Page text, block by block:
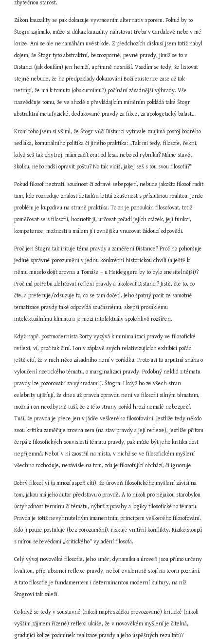
zbytečnou starost.
Zákon kauzality se pak dokazuje vyvracením alternativ sporem. Pokud by to
Štogra zajímalo, může si důkaz kauzality nalistovat třeba v Cardalově nebo v mé
knize. Ani se ale nenamáhám uvést kde. Z předchozích diskusí jsem totiž nabyl
dojem, že Štogr tyto abstraktní, bezrozporné, pevné pravdy, jimiž se to v
Distanci (jak doufám) jen hemží, upřímně nesnáší. Vsadím se tedy, že listovat
stejně nebude, že ho předpoklady dokazování Boží existence zase až tak
netrápí, že má k tomuto (obskurnímu?) počínání zásadnější výhrady. Vše
nasvědčuje tomu, že ve shodě s převládajícím míněním pokládá také Štogr
abstraktní metafyzické, dedukované pravdy za fikce, za apologetický balast…
Krom toho jsem si všiml, že Štogr vůči Distanci vytrvale zaujímá postoj bodrého
sedláka, komunálního politika či jiného praktika: „Tak mi tedy, filosofe, řekni,
když seš tak chytrej, mám začít orat od lesa, nebo od rybníka? Máme stavět
školku, nebo radši opravit poštu? No tak vidíš, jakej seš s tou svou filosofií?“
Pokud filosof neztratil soudnost či zdravé sebepojetí, nebude jakožto filosof radit
tam, kde rozhoduje znalost detailů a letitá zkušenost s příslušnou realitou. Jenže
problém je kupodivu na straně praktika. To on je ponoukán filosofovat, totiž
poměřovat se s filosofií, hodnotit ji, určovat pořadí jejích otázek, její funkci,
kompetence, možnosti a málem jí i zvnějšku vnucovat žádoucí odpovědi.
Proč jen Štogra tak irituje téma pravdy a zaměření Distance? Proč ho pohoršuje
jediné správné porozumění v jednu konkrétní historickou chvíli (a ještě k
němu muselo dojít zrovna u Tomáše – u Heideggera by to bylo snesitelnější)?
Proč má potřebu zlehčovat reflexi pravdy a úkolovat Distanci? Jistě, čte to, co
čte, a preferuje/odsuzuje to, co se tam dočetl. Jeho špatný pocit ze samotné
tematizace pravdy také odpovídá současnému, skepsí prosáklému
intelektuálnímu klimatu a je mezi intelektuály spolehlivě rozšířen.
Když např. postmodernista Rorty vyzývá k minimalizaci pravdy ve filosofické
reflexi, ví, proč tak činí. I on v záplavě svých relativizujících exhibicí pořád
ještě cítí, že v nich něco zásadního není v pořádku. Proto asi ta urputná snaha o
vyloučení noetického tématu, o marginalizaci pravdy. Podobný neklid z tématu
pravdy lze pozorovat i za výhradami J. Štogra. I když ho ze všech stran
celebrity ujišťují, že dnes už pravda opravdu není ve filosofii silným tématem,
možná i on neodbytně tuší, že z této strany pořád hrozí nemalé nebezpečí.
Tuší, že pravda je přece jen v jádře veškerého filosofování. Jestliže tedy někdo
svou kritiku zaměřuje zrovna sem (na stav pravdy a její reflexe), jestliže přitom
čerpá z filosofických souvislostí tématu pravdy, pak může být jeho kritika dost
nepříjemná. Neboť v ní zaostřil na místa, v nichž se ve filosofickém myšlení
všechno rozhoduje, nezávisle na tom, zda je filosofující obchází, či ignoruje.
Dobrý filosof ví (a mnozí aspoň cítí), že úroveň filosofického myšlení závisí na
tom, jakou má jeho autor představu o pravdě. A to nikoli pro nějakou starobylou
úctyhodnost termínu či tématu, nýbrž z povahy a logiky filosofického tématu.
Pravda je totiž nevyhnutelným imanentním principem veškerého filosofování.
Kdo ji pouze postuluje (bez porozumění), riskuje vnitřní konflikty. Riziko stoupá
s mírou sebevědomí „kritického“ vyladění filosofa.
Celý vývoj novověké filosofie, jeho směr, dynamika a úroveň jsou přímo určeny
kvalitou, příp. absencí reflexe pravdy, neboť evidentně stojí na teorii poznání.
A tato filosofie je fundamentem i determinantou moderní kultury, na níž
Štogrovi tak záleží.
Co když se tedy v soustavné (nikoli napřeskáčku provozované) kritické (nikoli
vyšším zájmem řízené) reflexi ukáže, že v novověkém myšlení je čitelná,
gradující kolize podmínek realizace pravdy a jeho úspěšných rezultátů?